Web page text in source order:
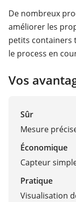
De nombreux
améliorer les
petits containers
le process en
Vos
Sûr
Mesure
Économique
Capteur
Pratique
Visualisation